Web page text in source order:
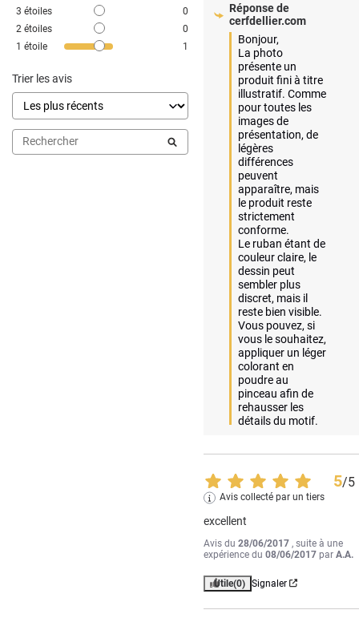
3 étoiles
0
2 étoiles
0
1 étoile 1
Trier les avis
Réponse de
cerfdellier.com
Bonjour,
La photo
présente un
produit fini à titre
illustratif. Comme
pour toutes les
images de
présentation, de
légères
différences
peuvent
apparaître, mais
le produit reste
strictement
conforme.
Le ruban étant de
couleur claire, le
dessin peut
sembler plus
discret, mais il
reste bien visible.
Vous pouvez, si
vous le souhaitez,
appliquer un léger
colorant en
poudre au
pinceau afin de
rehausser les
détails du motif.
5/5
Avis collecté par un tiers
excellent
Avis du28/06/2017 , suite à une
expérience du08/06/2017 parA.A.
Utile(0) Signaler